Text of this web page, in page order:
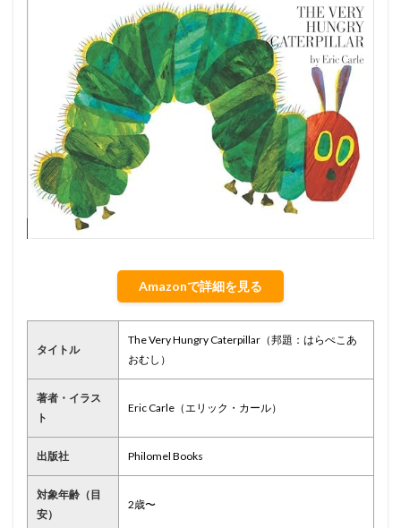
Amazonで詳細を見る
タイトル
The Very Hungry Caterpillar（邦題：はらぺこあ
おむし）
著者・イラス
ト
Eric Carle（エリック・カール）
出版社 Philomel Books
対象年齢（目
安）
2歳〜